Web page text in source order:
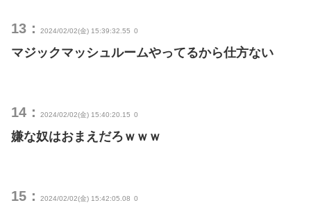
13： 2024/02/02(金) 15:39:32.55 0
マジックマッシュルームやってるから仕方ない
14： 2024/02/02(金) 15:40:20.15 0
嫌な奴はおまえだろｗｗｗ
15： 2024/02/02(金) 15:42:05.08 0